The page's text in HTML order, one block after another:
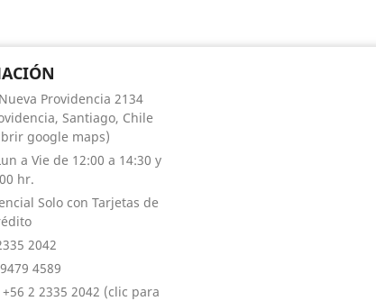
Providencia 2134
Santiago, Chile
google maps)
a Vie de 12:00 a 14:30 y
hr.
Solo con Tarjetas de
2042
4589
2 2335 2042 (clic para